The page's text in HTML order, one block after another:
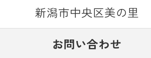
新潟市中央区美の里
お問い合わせ